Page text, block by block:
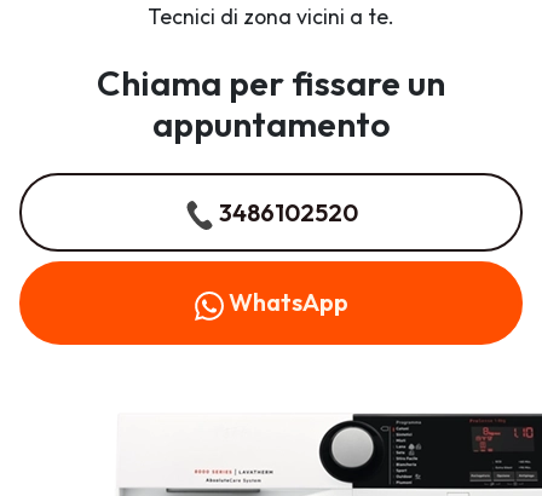
Tecnici di zona vicini a te.
Chiama per fissare un
appuntamento
3486102520
WhatsApp